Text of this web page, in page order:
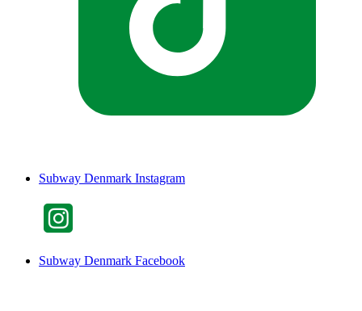
Subway Denmark Instagram
Subway Denmark Facebook